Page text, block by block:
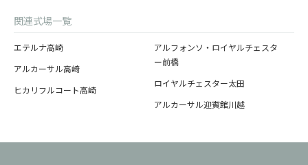
関連式場一覧
エテルナ高崎
アルカーサル高崎
ヒカリフルコート高崎
アルフォンソ・ロイヤルチェスタ
ー前橋
ロイヤルチェスター太田
アルカーサル迎賓館川越